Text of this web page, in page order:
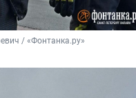
/ «Фонтанка.ру»